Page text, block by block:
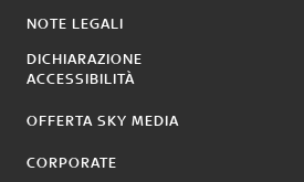
NOTE LEGALI
DICHIARAZIONE
ACCESSIBILITÀ
OFFERTA SKY MEDIA
CORPORATE